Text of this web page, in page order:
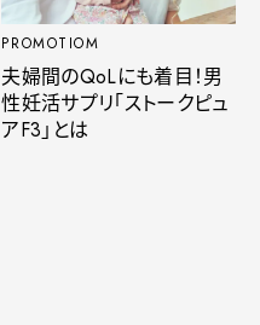
PROMOTIOM
夫婦間のQoLにも着目！男
性妊活サプリ「ストークピュ
アF3」とは